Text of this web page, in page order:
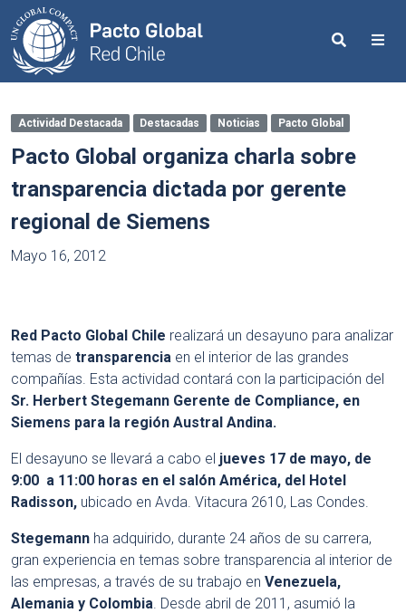
Search
Actividad Destacada Destacadas Noticias Pacto Global
Pacto Global organiza charla sobre
transparencia dictada por gerente
regional de Siemens
Mayo 16, 2012
Red Pacto Global Chile realizará un desayuno para analizar
temas de transparencia en el interior de las grandes
compañías. Esta actividad contará con la participación del
Sr. Herbert Stegemann Gerente de Compliance, en
Siemens para la región Austral Andina.
El desayuno se llevará a cabo el jueves 17 de mayo, de
9:00 a 11:00 horas en el salón América, del Hotel
Radisson, ubicado en Avda. Vitacura 2610, Las Condes.
Stegemann ha adquirido, durante 24 años de su carrera,
gran experiencia en temas sobre transparencia al interior de
las empresas, a través de su trabajo en Venezuela,
Alemania y Colombia. Desde abril de 2011, asumió la